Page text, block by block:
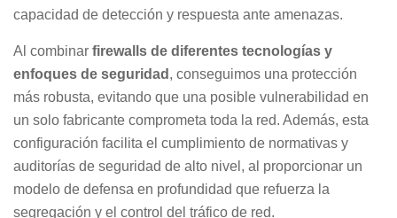
capacidad de detección y respuesta ante amenazas.
Al combinar firewalls de diferentes tecnologías y
enfoques de seguridad , conseguimos una protección
más robusta, evitando que una posible vulnerabilidad en
un solo fabricante comprometa toda la red. Además, esta
configuración facilita el cumplimiento de normativas y
auditorías de seguridad de alto nivel, al proporcionar un
modelo de defensa en profundidad que refuerza la
segregación y el control del tráfico de red.